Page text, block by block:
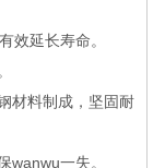
效延长寿命。
材料制成，坚固耐
wanwu一失。